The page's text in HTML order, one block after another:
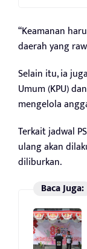
“Keamanan
daerah yang
Selain itu, ia
Umum (KPU)
mengelola
Terkait jadwal
ulang akan
diliburkan.
Baca Juga: